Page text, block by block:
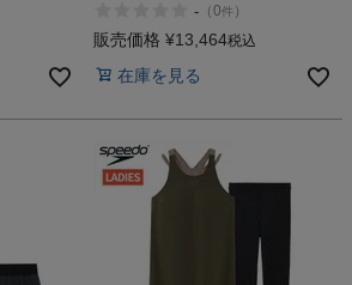
- （0件 ）
販売価格 ¥13,464税込
在庫を見る